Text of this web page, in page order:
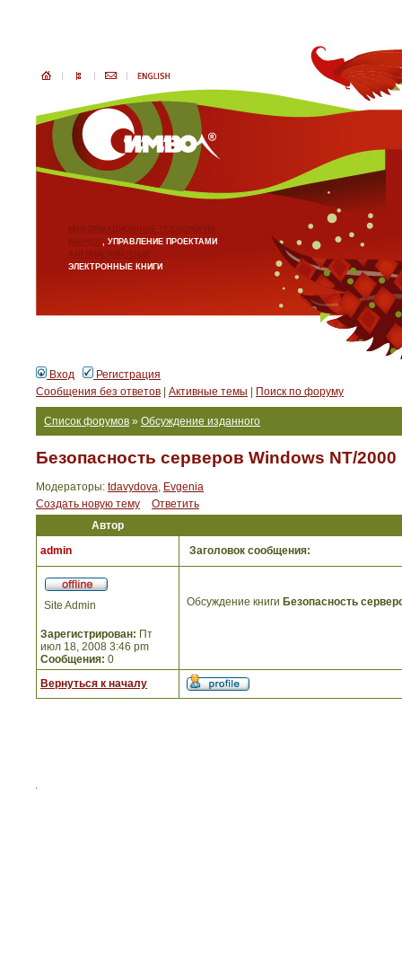
ИНФОРМАЦИОННЫЕ ТЕХНОЛОГИИ
БИЗНЕС, УПРАВЛЕНИЕ ПРОЕКТАМИ
АНГЛИЙСКИЙ ЯЗЫК
ЭЛЕКТРОННЫЕ КНИГИ
Вход
Регистрация
Сообщения без ответов
Активные темы Поиск по форуму
Список форумов » Обсуждение изданного
Безопасность серверов Windows NT/2000
Модераторы: tdavydova, Evgenia
Создать новую тему
Ответить
Автор
admin
Заголовок сообщения:
Site Admin
Зарегистрирован: Пт
июл 18, 2008 3:46 pm
Сообщения: 0
Обсуждение книги Безопасность
Вернуться к началу